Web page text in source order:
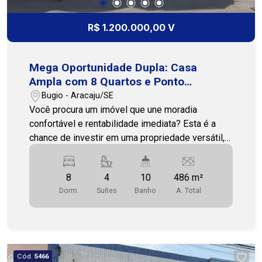
R$ 1.200.000,00 V
Mega Oportunidade Dupla: Casa
Ampla com 8 Quartos e Ponto
Comercial Térreo!
Bugio - Aracaju/SE
Você procura um imóvel que une moradia
confortável e rentabilidade imediata? Esta é a
chance de investir em uma propriedade versátil,
ideal para famílias grandes ou para quem deseja
morar e empreender no mesmo local! Vantagem
Comercial (Térreo): Ponto Comercial no Térreo:
Espaço pronto para seu negócio (escritório,
consultório, loja, etc.), garantindo uma excelente
Construída: Impressionantes 486m² de conforto
8
Dorm.
4
Suítes
10
Banho
486 m²
A. Total
Cód. 5466